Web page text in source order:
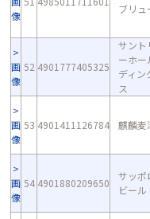
像
ブリュ
画
像
52 4901777405325
サント
ーホー
ディン
ス
画
像
53 4901411126784 麒麟麦
画
像
54 4901880209650
サッポ
ビール